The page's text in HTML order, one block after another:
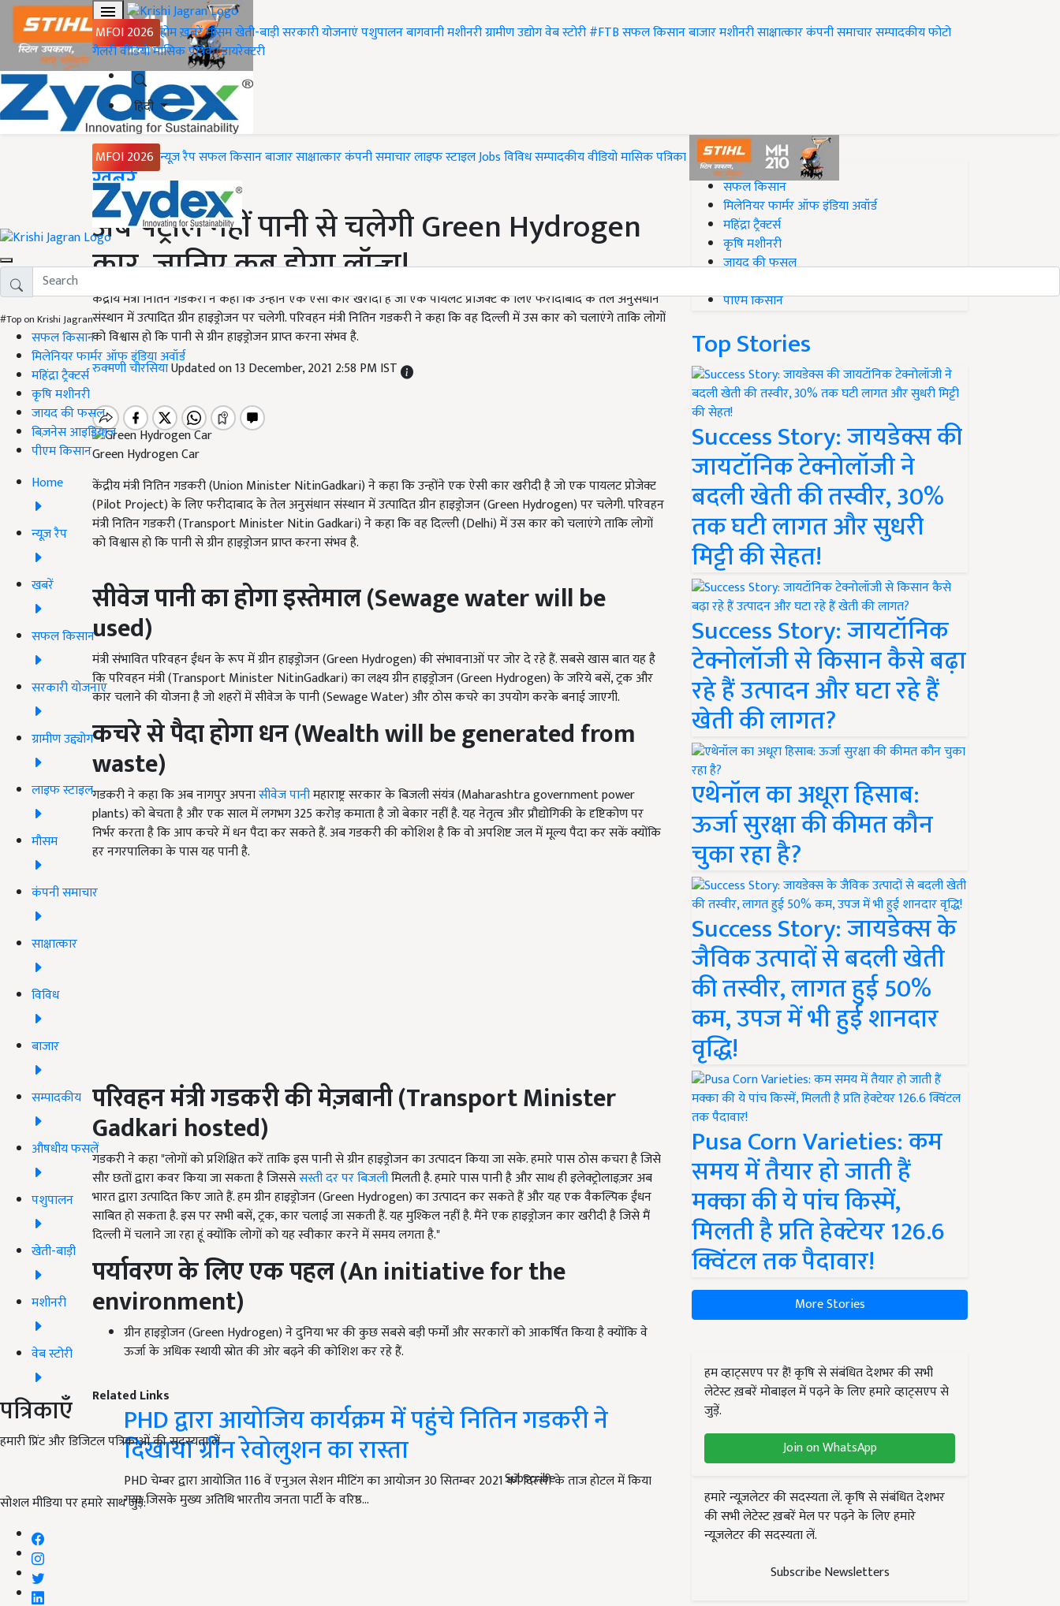
MFOI 2026 होमख़बरेंमौसमखेती-बाड़ीसरकारी योजनाएंपशुपालनबागवानीमशीनरीग्रामीण उद्योगवेब स्टोरी#FTBसफल किसानबाजारमशीनरीसाक्षात्कारकंपनी समाचारसम्पादकीयफोटो
गैलरीवीडियोमासिक पत्रिकाडायरेक्टरी
हिंदी
MFOI 2026 न्यूज़ रैपसफल किसानबाजारसाक्षात्कारकंपनी समाचारलाइफ स्टाइलJobsविविधसम्पादकीयवीडियोमासिक पत्रिका
#Top on Krishi Jagran
सफल किसान
मिलेनियर फार्मर ऑफ इंडिया अवॉर्ड
महिंद्रा ट्रैक्टर्स
कृषि मशीनरी
जायद की फसल
बिज़नेस आइडियाज
पीएम किसान
Home
न्यूज़ रैप
खबरें
सफल किसान
सरकारी योजनाएं
ग्रामीण उद्द्योग
लाइफ स्टाइल
मौसम
कंपनी समाचार
साक्षात्कार
विविध
बाजार
सम्पादकीय
औषधीय फसलें
पशुपालन
खेती-बाड़ी
मशीनरी
वेब स्टोरी
पत्रिकाएँ
हमारी प्रिंट और डिजिटल पत्रिकाओं की सदस्यता लें
Subscribe
सोशल मीडिया पर हमारे साथ जुड़ें:
Home
ख़बरें
अब पेट्रोल नहीं पानी से चलेगी Green Hydrogen
कार, जानिए कब होगा लॉन्च!
केंद्रीय मंत्री नितिन गडकरी ने कहा कि उन्होंने एक ऐसी कार खरीदी है जो एक पायलट प्रोजेक्ट के लिए फरीदाबाद के तेल अनुसंधान
संस्थान में उत्पादित ग्रीन हाइड्रोजन पर चलेगी. परिवहन मंत्री नितिन गडकरी ने कहा कि वह दिल्ली में उस कार को चलाएंगे ताकि लोगों
को विश्वास हो कि पानी से ग्रीन हाइड्रोजन प्राप्त करना संभव है.
रुक्मणी चौरसियाUpdated on 13 December, 2021 2:58 PM IST
Green Hydrogen Car
केंद्रीय मंत्री नितिन गडकरी (Union Minister NitinGadkari) ने कहा कि उन्होंने एक ऐसी कार खरीदी है जो एक पायलट प्रोजेक्ट
(Pilot Project) के लिए फरीदाबाद के तेल अनुसंधान संस्थान में उत्पादित ग्रीन हाइड्रोजन (Green Hydrogen) पर चलेगी. परिवहन
मंत्री नितिन गडकरी (Transport Minister Nitin Gadkari) ने कहा कि वह दिल्ली (Delhi) में उस कार को चलाएंगे ताकि लोगों
को विश्वास हो कि पानी से ग्रीन हाइड्रोजन प्राप्त करना संभव है.
सीवेज पानी का होगा इस्तेमाल (Sewage water will be
used)
मंत्री संभावित परिवहन ईंधन के रूप में ग्रीन हाइड्रोजन (Green Hydrogen) की संभावनाओं पर जोर दे रहे हैं. सबसे खास बात यह है
कि परिवहन मंत्री (Transport Minister NitinGadkari) का लक्ष्य ग्रीन हाइड्रोजन (Green Hydrogen) के जरिये बसें, ट्रक और
कार चलाने की योजना है जो शहरों में सीवेज के पानी (Sewage Water) और ठोस कचरे का उपयोग करके बनाई जाएगी.
कचरे से पैदा होगा धन (Wealth will be generated from
waste)
गडकरी ने कहा कि अब नागपुर अपनासीवेज पानीमहाराष्ट्र सरकार के बिजली संयंत्र (Maharashtra government power
plants) को बेचता है और एक साल में लगभग 325 करोड़ कमाता है जो बेकार नहीं है. यह नेतृत्व और प्रौद्योगिकी के दृष्टिकोण पर
निर्भर करता है कि आप कचरे में धन पैदा कर सकते हैं. अब गडकरी की कोशिश है कि वो अपशिष्ट जल में मूल्य पैदा कर सकें क्योंकि
हर नगरपालिका के पास यह पानी है.
परिवहन मंत्री गडकरी की मेज़बानी (Transport Minister
Gadkari hosted)
गडकरी ने कहा "लोगों को प्रशिक्षित करें ताकि इस पानी से ग्रीन हाइड्रोजन का उत्पादन किया जा सके. हमारे पास ठोस कचरा है जिसे
सौर छतों द्वारा कवर किया जा सकता है जिससेसस्ती दर पर बिजलीमिलती है. हमारे पास पानी है और साथ ही इलेक्ट्रोलाइज़र अब
भारत द्वारा उत्पादित किए जाते हैं. हम ग्रीन हाइड्रोजन (Green Hydrogen) का उत्पादन कर सकते हैं और यह एक वैकल्पिक ईंधन
साबित हो सकता है. इस पर सभी बसें, ट्रक, कार चलाई जा सकती हैं. यह मुश्किल नहीं है. मैंने एक हाइड्रोजन कार खरीदी है जिसे मैं
दिल्ली में चलाने जा रहा हूं क्योंकि लोगों को यह स्वीकार करने में समय लगता है."
पर्यावरण के लिए एक पहल (An initiative for the
environment)
ग्रीन हाइड्रोजन (Green Hydrogen) ने दुनिया भर की कुछ सबसे बड़ी फर्मों और सरकारों को आकर्षित किया है क्योंकि वे
ऊर्जा के अधिक स्थायी स्रोत की ओर बढ़ने की कोशिश कर रहे हैं.
Related Links
PHD द्वारा आयोजिय कार्यक्रम में पहुंचे नितिन गडकरी ने
दिखाया ग्रीन रेवोलुशन का रास्ता
PHD चेम्बर द्वारा आयोजित 116 वें एनुअल सेशन मीटिंग का आयोजन 30 सितम्बर 2021 को दिल्ली के ताज होटल में किया
गया. जिसके मुख्य अतिथि भारतीय जनता पार्टी के वरिष्ठ…
#Top on Krishi Jagran
सफल किसान
मिलेनियर फार्मर ऑफ इंडिया अवॉर्ड
महिंद्रा ट्रैक्टर्स
कृषि मशीनरी
जायद की फसल
पीएम किसान
Top Stories
Success Story: जायडेक्स की
जायटॉनिक टेक्नोलॉजी ने
बदली खेती की तस्वीर, 30%
तक घटी लागत और सुधरी
मिट्टी की सेहत!
Success Story: जायटॉनिक
टेक्नोलॉजी से किसान कैसे बढ़ा
रहे हैं उत्पादन और घटा रहे हैं
खेती की लागत?
एथेनॉल का अधूरा हिसाब:
ऊर्जा सुरक्षा की कीमत कौन
चुका रहा है?
Success Story: जायडेक्स के
जैविक उत्पादों से बदली खेती
की तस्वीर, लागत हुई 50%
कम, उपज में भी हुई शानदार
वृद्धि!
Pusa Corn Varieties: कम
समय में तैयार हो जाती हैं
मक्का की ये पांच किस्में,
मिलती है प्रति हेक्टेयर 126.6
क्विंटल तक पैदावार!
More Stories
हम व्हाट्सएप पर हैं! कृषि से संबंधित देशभर की सभी
लेटेस्ट ख़बरें मोबाइल में पढ़ने के लिए हमारे व्हाट्सएप से
जुड़ें.
Join on WhatsApp
हमारे न्यूज़लेटर की सदस्यता लें. कृषि से संबंधित देशभर
की सभी लेटेस्ट ख़बरें मेल पर पढ़ने के लिए हमारे
न्यूज़लेटर की सदस्यता लें.
Subscribe Newsletters